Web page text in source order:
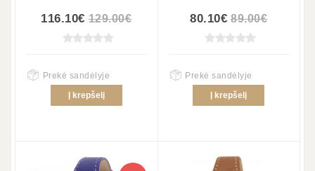
116.10€ 129.00€
Prekė sandėlyje
Į krepšelį
80.10€ 89.00€
Prekė sandėlyje
Į krepšelį